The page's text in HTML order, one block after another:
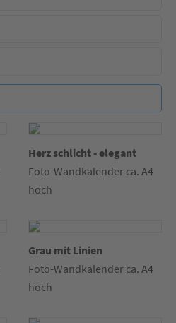
Herz schlicht - elegant
Foto-Wandkalender ca. A4
hoch
Grau mit Linien
Foto-Wandkalender ca. A4
hoch